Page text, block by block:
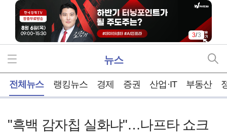
3/3
뉴스
전체뉴스 랭킹뉴스 경제 증권 산업·IT 부동산
"흑백 감자칩 실화냐"…나프타 쇼크